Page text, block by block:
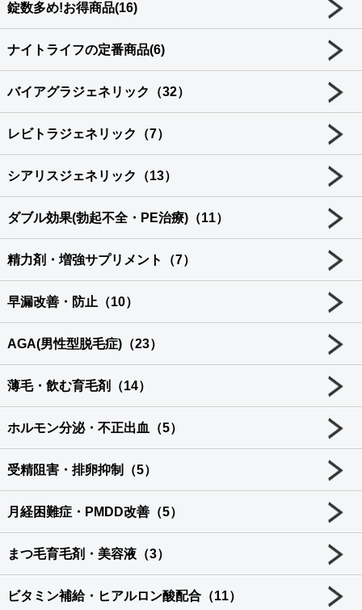
錠数多め!お得商品(16)
ナイトライフの定番商品(6)
バイアグラジェネリック（32）
レビトラジェネリック（7）
シアリスジェネリック（13）
ダブル効果(勃起不全・PE治療)（11）
精力剤・増強サプリメント（7）
早漏改善・防止（10）
AGA(男性型脱毛症)（23）
薄毛・飲む育毛剤（14）
ホルモン分泌・不正出血（5）
受精阻害・排卵抑制（5）
月経困難症・PMDD改善（5）
まつ毛育毛剤・美容液（3）
ビタミン補給・ヒアルロン酸配合（11）